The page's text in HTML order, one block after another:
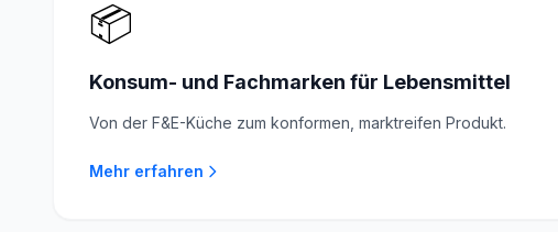
📦
Konsum- und Fachmarken für Lebensmittel
Von der F&E-Küche zum konformen, marktreifen Produkt.
Mehr erfahren